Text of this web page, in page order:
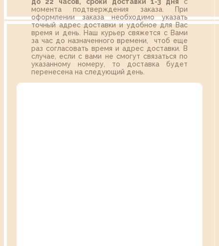
момента подтверждения заказа. При
оформлении заказа необходимо указать
точный адрес доставки и удобное для Вас
время и день. Наш курьер свяжется с Вами
за час до назначенного времени, чтоб еще
раз согласовать время и адрес доставки. В
случае, если с вами не смогут связаться по
указанному номеру, то доставка будет
перенесена на следующий день.